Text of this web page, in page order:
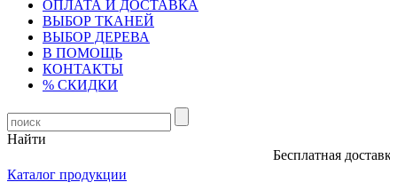
ОПЛАТА И ДОСТАВКА
ВЫБОР ТКАНЕЙ
ВЫБОР ДЕРЕВА
В ПОМОЩЬ
КОНТАКТЫ
% СКИДКИ
Найти
Бесплатная
Каталог продукции